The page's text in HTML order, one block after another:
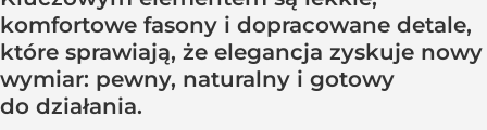
komfortowe fasony i dopracowane detale,
które sprawiają, że elegancja zyskuje nowy
wymiar: pewny, naturalny i gotowy
do działania.